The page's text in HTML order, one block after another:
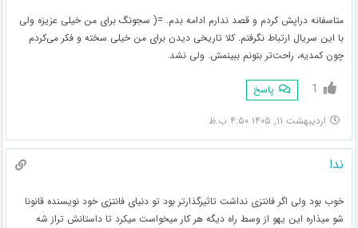
متاسفانه دراپش کردم و قصد ندارم ادامه بدم. =( سجونگ برای من خیلی عزیزه ولی
با این سریال ارتباط نگرفتم. کلا تاریخی دیدن برای من خیلی سخته و فکر می‌کردم
چون کمدیه، راحت‌تر بتونم ببینمش. ولی نشد.
1 پاسخ
اردیبهشت ۱۱, ۱۴۰۵ ۴:۵۰ ب.ظ
ندا
خوب بود ولی اگر فانتزی نداشت تاثیرگذارتر بود تو دنیای فانتزی خود نویسنده قانونا
شو میذاره این یهو از وسط راه دیگه هر کار میخواست میکرد تا داستانش تراز شه